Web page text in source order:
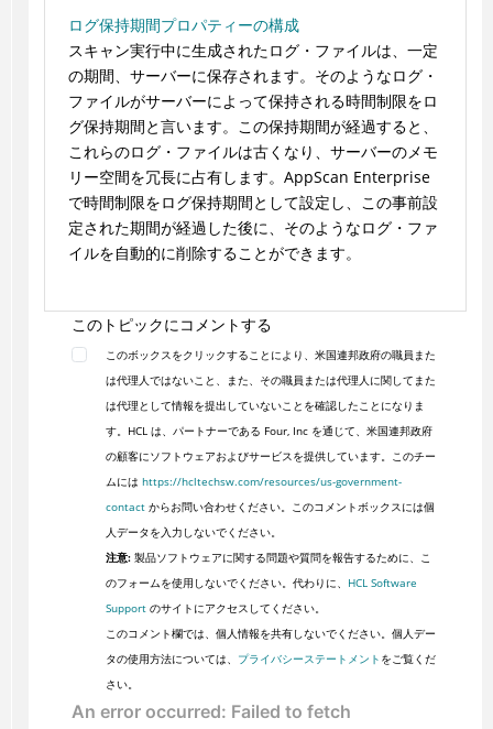
ログ保持期間プロパティーの構成
スキャン実行中に生成されたログ・ファイルは、一定
の期間、サーバーに保存されます。そのようなログ・
ファイルがサーバーによって保持される時間制限をロ
グ保持期間と言います。この保持期間が経過すると、
これらのログ・ファイルは古くなり、サーバーのメモ
リー空間を冗長に占有します。AppScan Enterprise
で時間制限をログ保持期間として設定し、この事前設
定された期間が経過した後に、そのようなログ・ファ
イルを自動的に削除することができます。
このトピックにコメントする
このボックスをクリックすることにより、米国連邦政府の職員また
は代理人ではないこと、また、その職員または代理人に関してまた
は代理として情報を提出していないことを確認したことになりま
す。HCL は、パートナーである Four, Inc を通じて、米国連邦政府
の顧客にソフトウェアおよびサービスを提供しています。このチー
ムには https://hcltechsw.com/resources/us-government-
contactからお問い合わせください。このコメントボックスには個
人データを入力しないでください。
注意:製品ソフトウェアに関する問題や質問を報告するために、こ
のフォームを使用しないでください。代わりに、 HCL Software
Supportのサイトにアクセスしてください。
このコメント欄では、個人情報を共有しないでください。個人デー
タの使用方法については、 プライバシーステートメント をご覧くだ
さい。